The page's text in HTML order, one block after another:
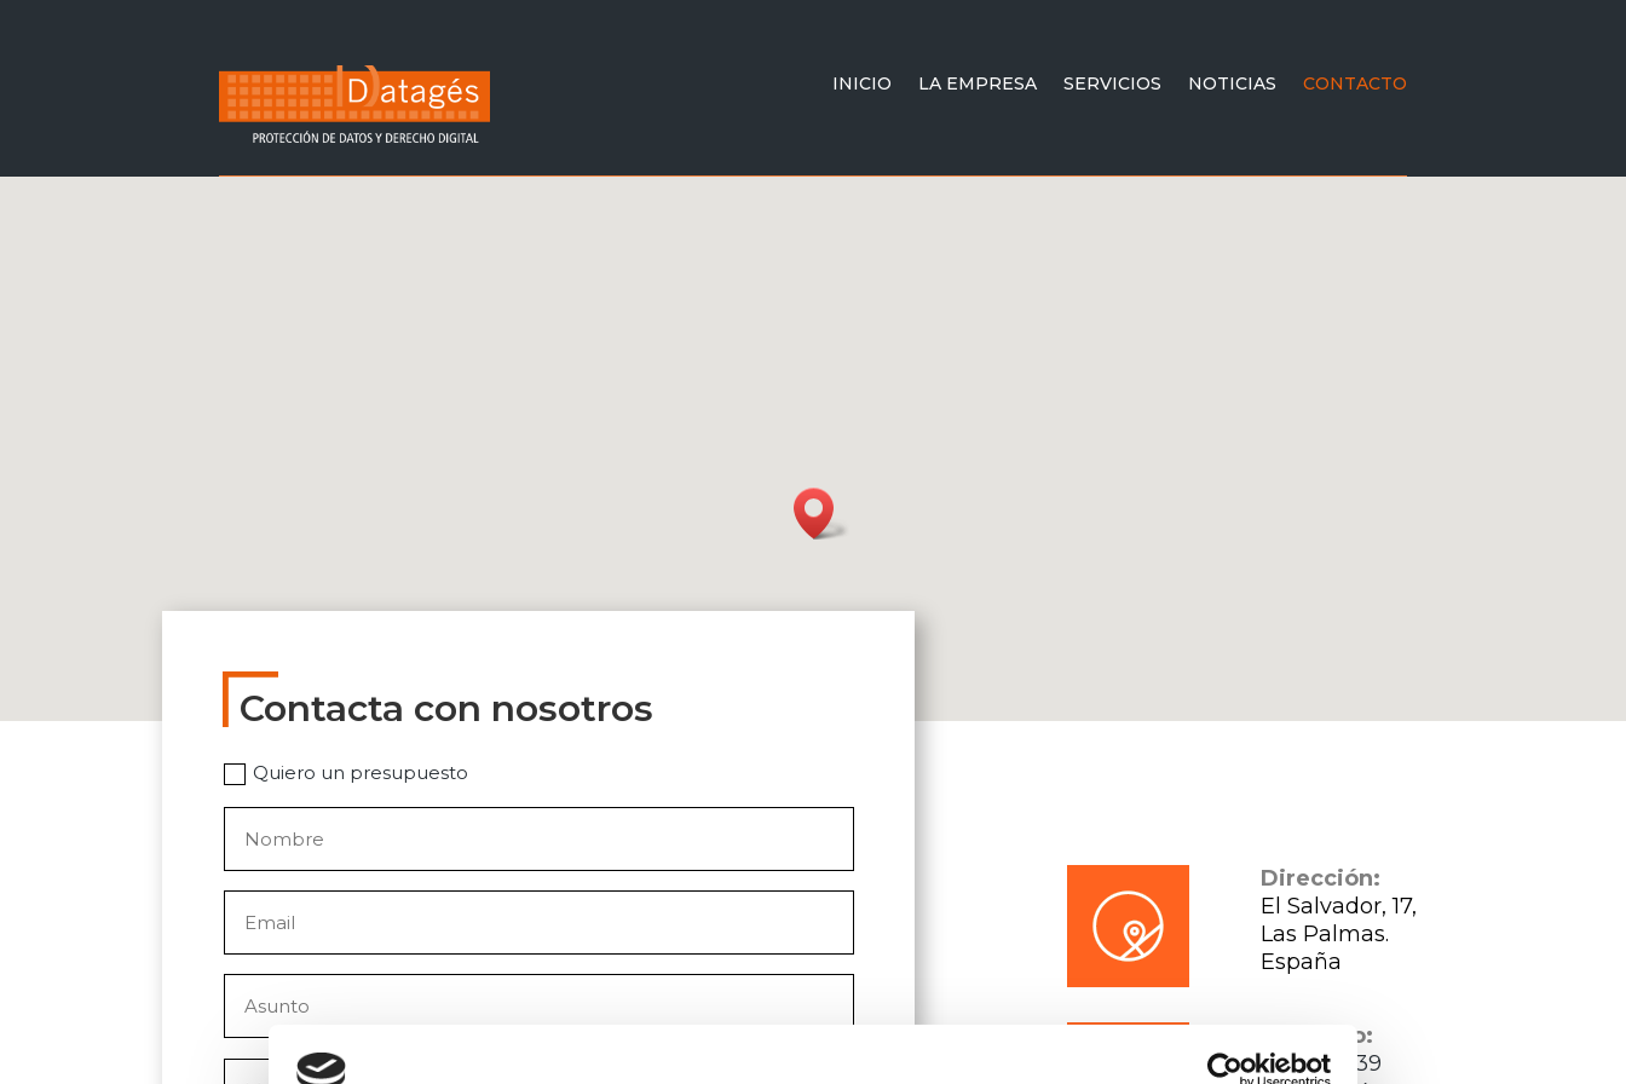
INICIO LA EMPRESA SERVICIOS NOTICIAS CONTACTO
Contacta con nosotros
Quiero un presupuesto
Dirección:
El Salvador, 17,
Las Palmas.
España
Contacto:
928805439